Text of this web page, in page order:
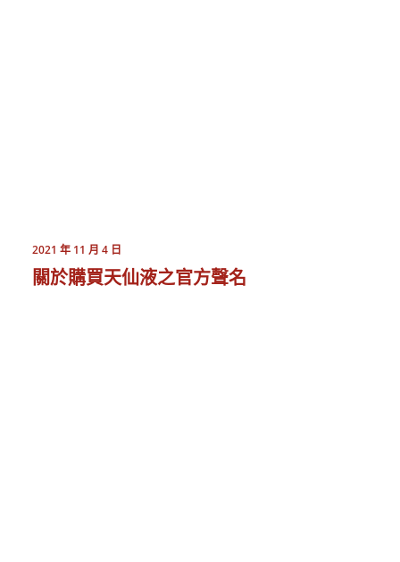
2021 年 11 月 4 日
關於購買天仙液之官方聲名